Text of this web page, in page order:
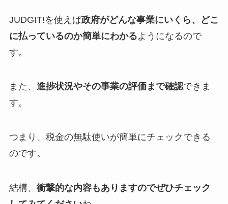
JUDGIT!を使えば政府がどんな事業にいくら、どこ
に払っているのか簡単にわかるようになるので
す。
また、 進捗状況やその事業の評価まで確認できま
す。
つまり、税金の無駄使いが簡単にチェックできる
のです。
結構、 衝撃的な内容もありますのでぜひチェック